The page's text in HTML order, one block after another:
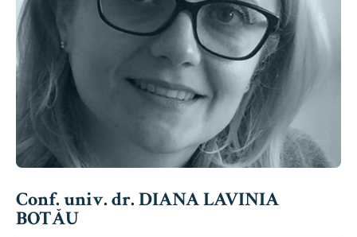
Conf. univ. dr. DIANA LAVINIA
BOTĂU